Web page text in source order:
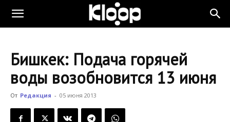
KLOOP.KG
Новости
Бишкек: Подача горячей
воды возобновится 13 июня
От Редакция - 05 июня 2013